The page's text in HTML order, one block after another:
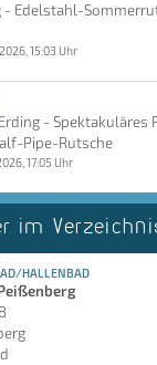
- Edelstahl-
15:03 Uhr
- Spektakuläres
Pipe-Rutsche
17:05 Uhr
im
HALLENBAD